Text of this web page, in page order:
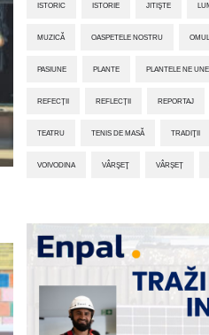
ISTORIC ISTORIE JITIŞTE
MUZICĂ OASPETELE NOSTRU
PASIUNE PLANTE PLANTELE NE
REFECȚII REFLECȚII REPORTAJ
TEATRU TENIS DE MASĂ TRADIŢII
VOIVODINA VÂRŞEŢ VÂRȘEȚ